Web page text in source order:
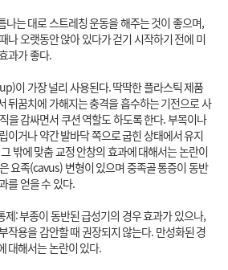
는 대로 스트레칭 운동을 해주는 것이 좋으며,
나 오랫동안 앉아 있다가 걷기 시작하기 전에 미
과가 좋다.
이 가장 널리 사용된다. 딱딱한 플라스틱 제품
뒤꿈치에 가해지는 충격을 흡수하는 기전으로 사
을 감싸면서 쿠션 역할도 하도록 한다. 부목이나
이거나 약간 발바닥 쪽으로 굽힌 상태에서 유지
밖에 맞춤 교정 안창의 효과에 대해서는 논란이
요족(cavus) 변형이 있으며 중족골 통증이 동반
를 얻을 수 있다.
: 부종이 동반된 급성기의 경우 효과가 있으나,
작용을 감안할 때 권장되지 않는다. 만성화된 경
대해서는 논란이 있다.